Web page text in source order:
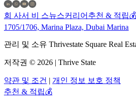
회 사서 비 스뉴스커리어 추천 & 적립💰
1705/1706, Marina Plaza, Dubai Marina
관리 및 소유 Thrivestate Square Real
저작권 © 2026 | Thrive State
약관 및 조건 | 개인 정보 보호 정책
추천 & 적립💰